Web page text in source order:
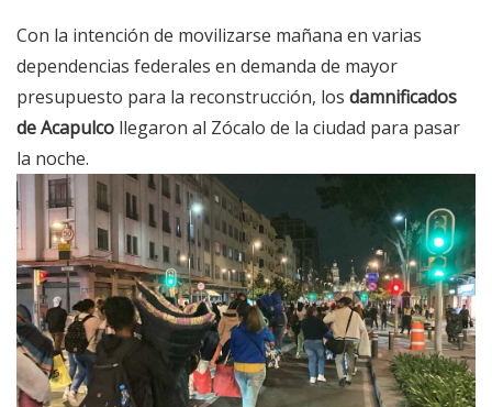
Con la intención de movilizarse mañana en varias
dependencias federales en demanda de mayor
presupuesto para la reconstrucción, los damnificados
de Acapulco llegaron al Zócalo de la ciudad para pasar
la noche.